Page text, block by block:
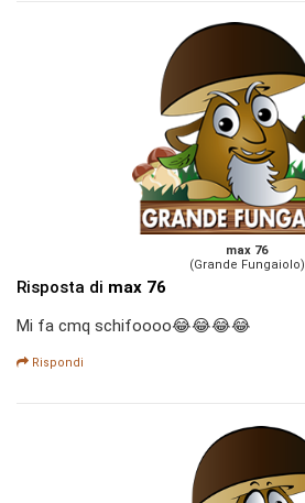
max 76
(Grande Fungaiolo)
Risposta di max 76
Mi fa cmq schifoooo😂😂😂😂
Rispondi